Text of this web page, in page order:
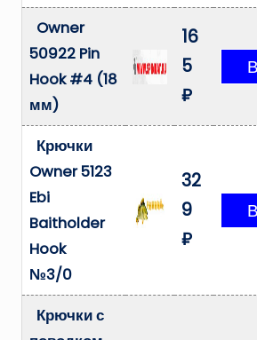
Owner
50922 Pin
Hook #4 (18
мм)
16
5
₽
Крючки
Owner 5123
Ebi
Baitholder
Hook
№3/0
32
9
₽
Крючки с